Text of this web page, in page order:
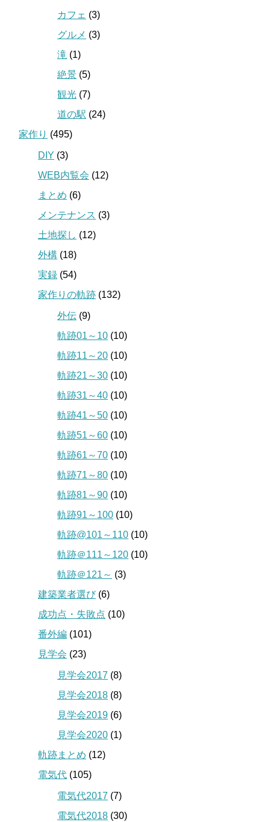
カフェ (3)
グルメ (3)
滝 (1)
絶景 (5)
観光 (7)
道の駅 (24)
家作り (495)
DIY (3)
WEB内覧会 (12)
まとめ (6)
メンテナンス (3)
土地探し (12)
外構 (18)
実録 (54)
家作りの軌跡 (132)
外伝 (9)
軌跡01～10 (10)
軌跡11～20 (10)
軌跡21～30 (10)
軌跡31～40 (10)
軌跡41～50 (10)
軌跡51～60 (10)
軌跡61～70 (10)
軌跡71～80 (10)
軌跡81～90 (10)
軌跡91～100 (10)
軌跡@101～110 (10)
軌跡＠111～120 (10)
軌跡＠121～ (3)
建築業者選び(6)
成功点・失敗点 (10)
番外編 (101)
見学会 (23)
見学会2017 (8)
見学会2018 (8)
見学会2019 (6)
見学会2020 (1)
軌跡まとめ (12)
電気代 (105)
電気代2017 (7)
電気代2018 (30)